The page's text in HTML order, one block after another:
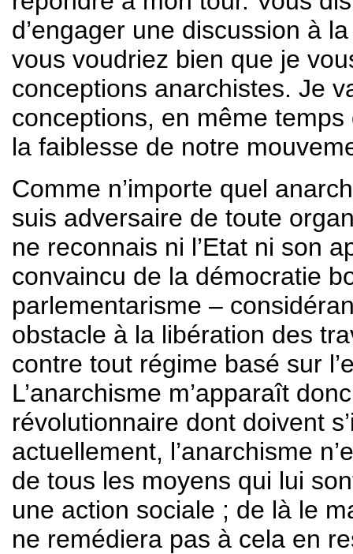
d’engager une discussion à
vous voudriez bien que je
conceptions anarchistes. Je
conceptions, en même
la faiblesse de notre
Comme n’importe quel
suis adversaire de toute
ne reconnais ni l’Etat ni son
convaincu de la démocratie
parlementarisme –
obstacle à la libération des
contre tout régime basé sur
L’anarchisme m’apparaît
révolutionnaire dont doivent
actuellement, l’anarchisme
de tous les moyens qui lui
une action sociale ; de là le
ne remédiera pas à cela en